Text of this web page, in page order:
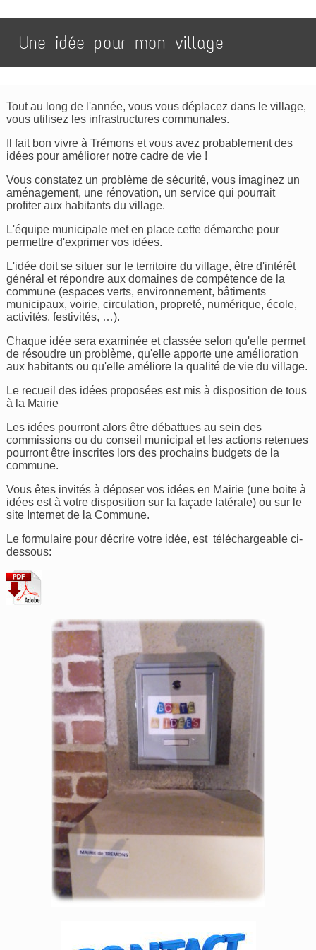
Une idée pour mon village
Tout au long de l'année, vous vous déplacez dans le village,
vous utilisez les infrastructures communales.
Il fait bon vivre à Trémons et vous avez probablement des
idées pour améliorer notre cadre de vie !
Vous constatez un problème de sécurité, vous imaginez un
aménagement, une rénovation, un service qui pourrait
profiter aux habitants du village.
L'équipe municipale met en place cette démarche pour
permettre d'exprimer vos idées.
L'idée doit se situer sur le territoire du village, être d'intérêt
général et répondre aux domaines de compétence de la
commune (espaces verts, environnement, bâtiments
municipaux, voirie, circulation, propreté, numérique, école,
activités, festivités, …).
Chaque idée sera examinée et classée selon qu'elle permet
de résoudre un problème, qu'elle apporte une amélioration
aux habitants ou qu'elle améliore la qualité de vie du village.
Le recueil des idées proposées est mis à disposition de tous
à la Mairie
Les idées pourront alors être débattues au sein des
commissions ou du conseil municipal et les actions retenues
pourront être inscrites lors des prochains budgets de la
commune.
Vous êtes invités à déposer vos idées en Mairie (une boite à
idées est à votre disposition sur la façade latérale) ou sur le
site Internet de la Commune.
Le formulaire pour décrire votre idée, est téléchargeable ci-
dessous: